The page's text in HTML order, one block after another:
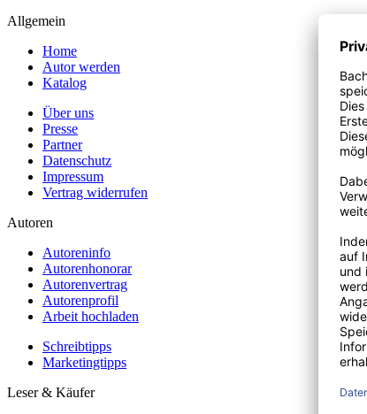
Allgemein
Home
Autor werden
Katalog
Über uns
Presse
Partner
Datenschutz
Impressum
Vertrag widerrufen
Autoren
Autoreninfo
Autorenhonorar
Autorenvertrag
Autorenprofil
Arbeit hochladen
Schreibtipps
Marketingtipps
Leser & Käufer